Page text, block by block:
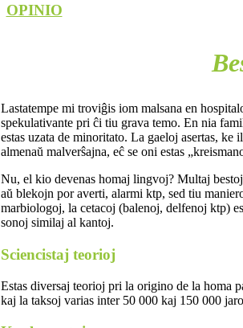
OPINIO
Lastatempe mi troviĝis iom malsana en
spekulativante pri ĉi tiu grava temo. En nia
estas uzata de minoritato. La gaeloj asertas,
almenaŭ malverŝajna, eĉ se oni estas
Nu, el kio devenas homaj lingvoj? Multaj
aŭ blekojn por averti, alarmi ktp, sed tiu
marbiologoj, la cetacoj (balenoj, delfenoj ktp)
sonoj similaj al kantoj.
Sciencistaj teorioj
Estas diversaj teorioj pri la origino de la homa
kaj la taksoj varias inter 50 000 kaj 150 000